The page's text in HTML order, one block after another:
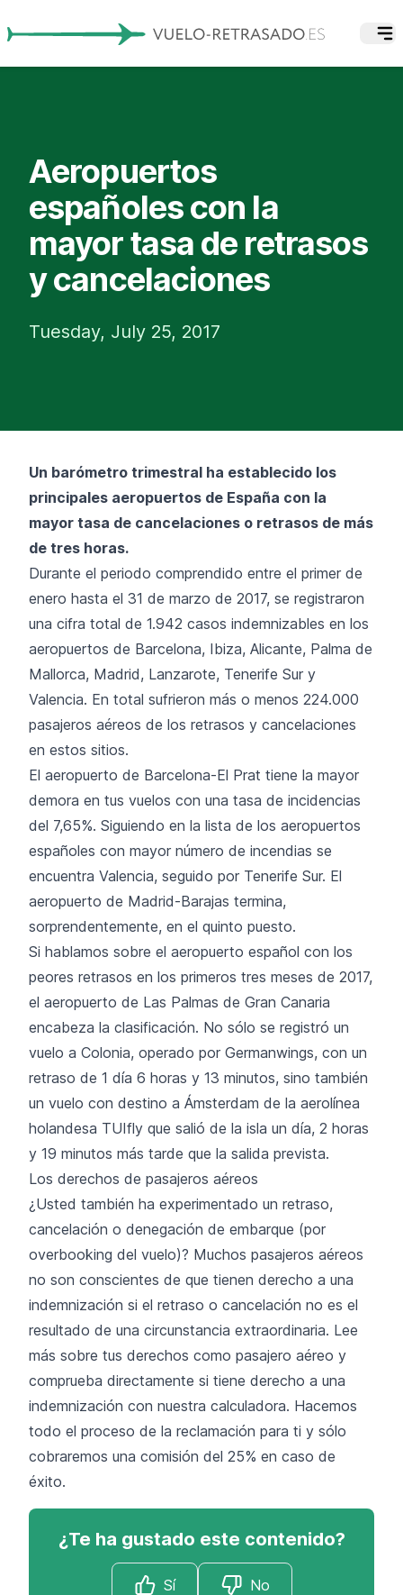
Aeropuertos
españoles con la
mayor tasa de retrasos
y cancelaciones
Tuesday, July 25, 2017
Un barómetro trimestral ha establecido los
principales aeropuertos de España con la
mayor tasa de cancelaciones o retrasos de más
de tres horas.
Durante el periodo comprendido entre el primer de
enero hasta el 31 de marzo de 2017, se registraron
una cifra total de 1.942 casos indemnizables en los
aeropuertos de Barcelona, Ibiza, Alicante, Palma de
Mallorca, Madrid, Lanzarote, Tenerife Sur y
Valencia. En total sufrieron más o menos 224.000
pasajeros aéreos de los retrasos y cancelaciones
en estos sitios.
El aeropuerto de Barcelona-El Prat tiene la mayor
demora en tus vuelos con una tasa de incidencias
del 7,65%. Siguiendo en la lista de los aeropuertos
españoles con mayor número de incendias se
encuentra Valencia, seguido por Tenerife Sur. El
aeropuerto de Madrid-Barajas termina,
sorprendentemente, en el quinto puesto.
Si hablamos sobre el aeropuerto español con los
peores retrasos en los primeros tres meses de 2017,
el aeropuerto de Las Palmas de Gran Canaria
encabeza la clasificación. No sólo se registró un
vuelo a Colonia, operado por Germanwings, con un
retraso de 1 día 6 horas y 13 minutos, sino también
un vuelo con destino a Ámsterdam de la aerolínea
holandesa TUIfly que salió de la isla un día, 2 horas
y 19 minutos más tarde que la salida prevista.
Los derechos de pasajeros aéreos
¿Usted también ha experimentado un retraso,
cancelación o denegación de embarque (por
overbooking del vuelo)? Muchos pasajeros aéreos
no son conscientes de que tienen derecho a una
indemnización si el retraso o cancelación no es el
resultado de una circunstancia extraordinaria. Lee
más sobre tus derechos como pasajero aéreo y
comprueba directamente si tiene derecho a una
indemnización con nuestra calculadora. Hacemos
todo el proceso de la reclamación para ti y sólo
cobraremos una comisión del 25% en caso de
éxito.
¿Te ha gustado este contenido?
Sí No